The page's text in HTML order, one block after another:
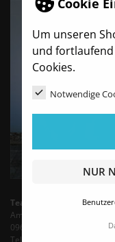
Um unseren
und
Cookies.
Notwendige
NUR
TeamBro - Sporthaus
Am Wasserturm 6
09603 Siebenlehn